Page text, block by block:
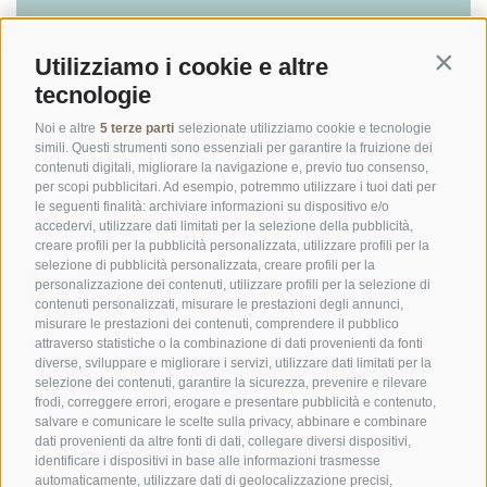
Utilizziamo i cookie e altre
tecnologie
Noi e altre 5 terze parti selezionate utilizziamo cookie e tecnologie
simili. Questi strumenti sono essenziali per garantire la fruizione dei
contenuti digitali, migliorare la navigazione e, previo tuo consenso,
per scopi pubblicitari. Ad esempio, potremmo utilizzare i tuoi dati per
le seguenti finalità: archiviare informazioni su dispositivo e/o
accedervi, utilizzare dati limitati per la selezione della pubblicità,
creare profili per la pubblicità personalizzata, utilizzare profili per la
selezione di pubblicità personalizzata, creare profili per la
personalizzazione dei contenuti, utilizzare profili per la selezione di
contenuti personalizzati, misurare le prestazioni degli annunci,
misurare le prestazioni dei contenuti, comprendere il pubblico
attraverso statistiche o la combinazione di dati provenienti da fonti
diverse, sviluppare e migliorare i servizi, utilizzare dati limitati per la
selezione dei contenuti, garantire la sicurezza, prevenire e rilevare
frodi, correggere errori, erogare e presentare pubblicità e contenuto,
salvare e comunicare le scelte sulla privacy, abbinare e combinare
dati provenienti da altre fonti di dati, collegare diversi dispositivi,
identificare i dispositivi in base alle informazioni trasmesse
automaticamente, utilizzare dati di geolocalizzazione precisi,
© OpenStreetMapcontributors
UFFICIO PER IL PARCO NAZIONALE DELLO STELVIO
SOCIAL MEDIA POLICY | CREDITS | MAPPA DEL SITO | COOKIE POLICY | PRIVACY
Preferenze Cookies